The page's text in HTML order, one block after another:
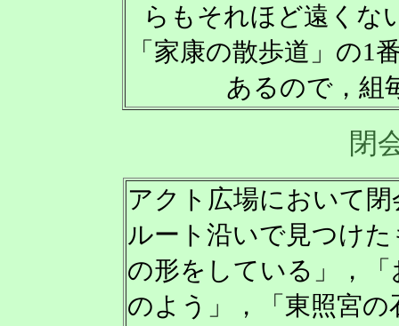
らもそれほど遠くな
「家康の散歩道」の1
あるので，組
閉
アクト広場において
ルート沿いで見つけ
の形をしている」，
のよう」，「東照宮